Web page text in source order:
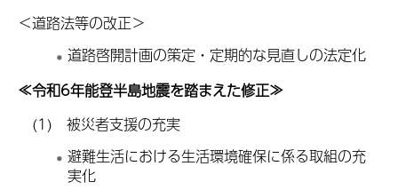
＜道路法等の改正＞
道路啓開計画の策定・定期的な見直しの法定化
≪令和6年能登半島地震を踏まえた修正≫
(1) 被災者支援の充実
避難生活における生活環境確保に係る取組の充
実化